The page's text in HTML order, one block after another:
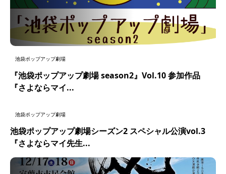
池袋ポップアップ劇場
『池袋ポップアップ劇場 season2』Vol.10 参加作品
『さよならマイ...
10月
2022
池袋ポップアップ劇場
池袋ポップアップ劇場シーズン2 スペシャル公演vol.3
『さよならマイ先生...